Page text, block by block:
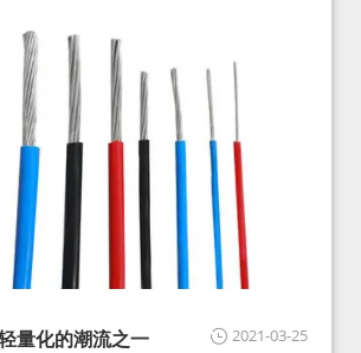
2021-03-25
量化的潮流之一